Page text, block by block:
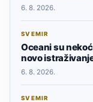
6. 8. 2026.
SVEMIR
Oceani su
novo
6. 8. 2026.
SVEMIR